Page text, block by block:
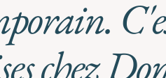
chez